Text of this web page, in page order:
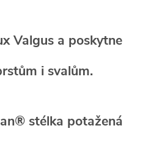
Valgus a poskytne
i svalům.
stélka potažená